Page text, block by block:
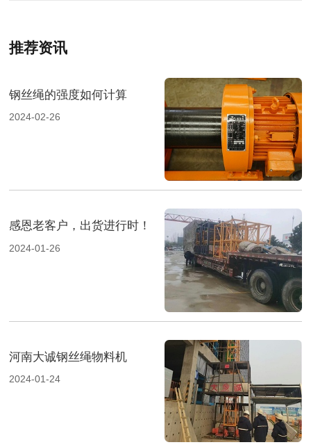
推荐资讯
钢丝绳的强度如何计算
2024-02-26
感恩老客户，出货进行时！
2024-01-26
河南大诚钢丝绳物料机
2024-01-24